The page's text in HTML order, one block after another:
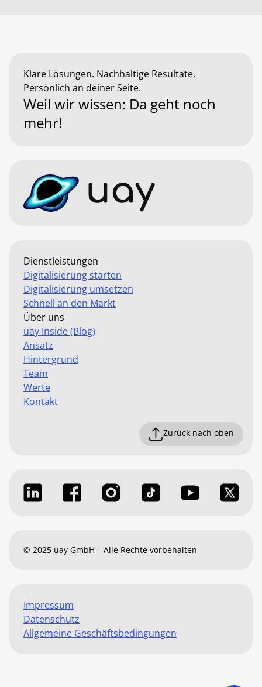
Klare Lösungen. Nachhaltige Resultate.
Persönlich an deiner Seite.
Weil wir wissen: Da geht noch
mehr!
Dienstleistungen
Digitalisierung starten
Digitalisierung umsetzen
Schnell an den Markt
Über uns
uay Inside (Blog)
Ansatz
Hintergrund
Team
Werte
Kontakt
Zurück nach oben
© 2025 uay GmbH – Alle Rechte vorbehalten
Impressum
Datenschutz
Allgemeine Geschäftsbedingungen